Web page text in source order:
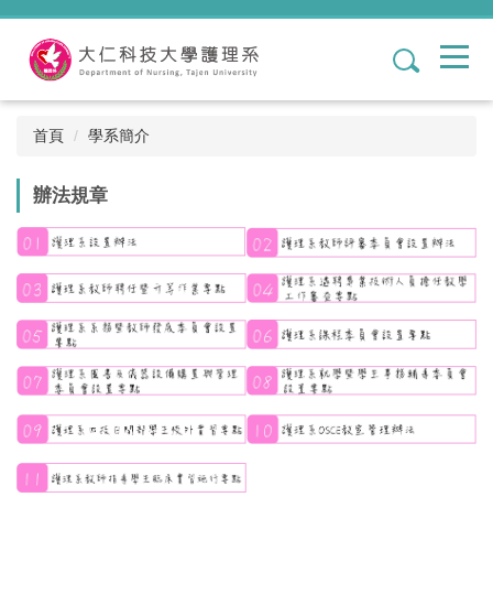
跳
內
1
首頁 學系簡介
辦法規章